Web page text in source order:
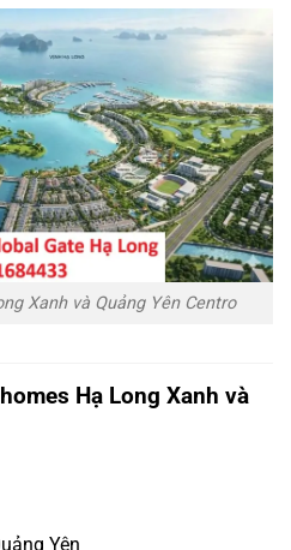
Xanh và Quảng Yên Centro
Hạ Long Xanh và
Yên